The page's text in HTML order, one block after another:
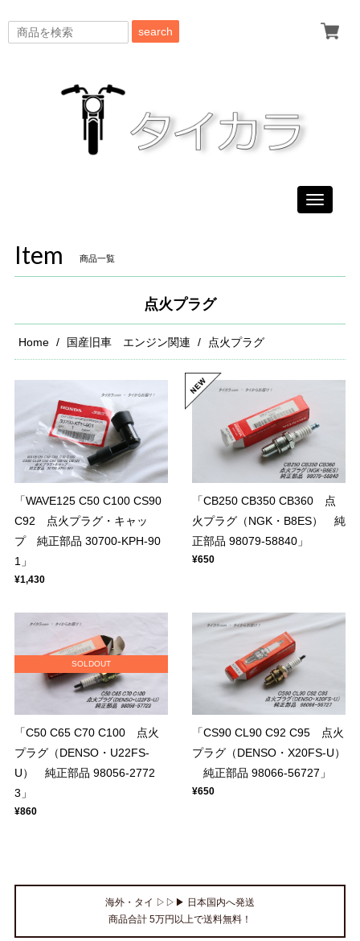
search
Toggle
Item 商品一覧
点火プラグ
Home 国産旧車 エンジン関連 点火プラグ
「WAVE125 C50 C100 CS90
C92 点火プラグ・キャッ
プ 純正部品 30700-KPH-90
1」
¥1,430
「CB250 CB350 CB360 点
火プラグ（NGK・B8ES） 純
正部品 98079-58840」
¥650
SOLDOUT
「C50 C65 C70 C100 点火
プラグ（DENSO・U22FS-
U） 純正部品 98056-2772
3」
¥860
「CS90 CL90 C92 C95 点火
プラグ（DENSO・X20FS-U）
純正部品 98066-56727」
¥650
海外・タイ ▷▷▶ 日本国内へ発送
商品合計 5万円以上で送料無料！